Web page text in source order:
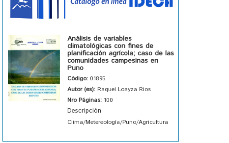
Análisis de variables
climatológicas con fines de
planificación agrícola; caso de las
comunidades campesinas en
Puno
Código: 01895
Autor (es): Raquel Loayza Rios
Nro Páginas: 100
Descripción
Clima/Metereología/Puno/Agricultura